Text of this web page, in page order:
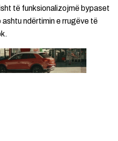
të funksionalizojmë bypaset
ndërtimin e rrugëve të